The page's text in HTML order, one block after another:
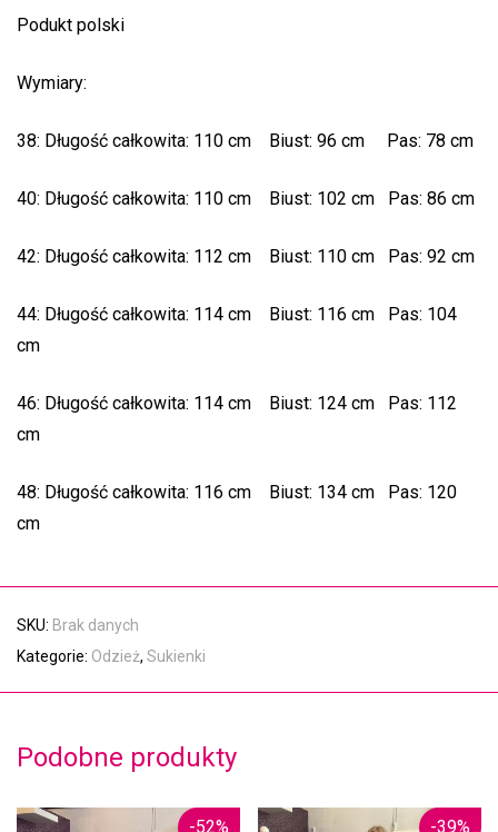
Podukt polski
Wymiary:
38: Długość całkowita: 110 cm Biust: 96 cm Pas: 78 cm
40: Długość całkowita: 110 cm Biust: 102 cm Pas: 86 cm
42: Długość całkowita: 112 cm Biust: 110 cm Pas: 92 cm
44: Długość całkowita: 114 cm Biust: 116 cm Pas: 104
cm
46: Długość całkowita: 114 cm Biust: 124 cm Pas: 112
cm
48: Długość całkowita: 116 cm Biust: 134 cm Pas: 120
cm
SKU: Brak danych
Kategorie: Odzież, Sukienki
Podobne produkty
-52% -39%